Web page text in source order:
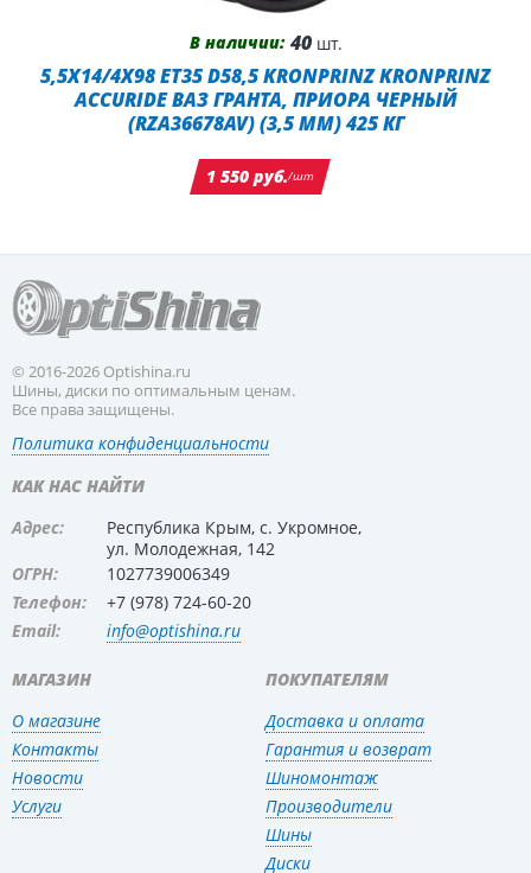
В наличии: 40шт.
5,5X14/4X98 ET35 D58,5 KRONPRINZ KRONPRINZ
ACCURIDE ВАЗ ГРАНТА, ПРИОРА ЧЕРНЫЙ
(RZA36678AV) (3,5 ММ) 425 КГ
1 550 руб./шт
МАГАЗИН
О магазине
Контакты
Новости
Услуги
ПОКУПАТЕЛЯМ
Доставка и оплата
Гарантия и возврат
Шиномонтаж
Производители
Шины
Диски
© 2016-2026 Optishina.ru
Шины, диски по оптимальным ценам.
Все права защищены.
Политика конфиденциальности
КАК НАС НАЙТИ
Адрес:
Республика Крым, с. Укромное,
ул. Молодежная, 142
ОГРН:
1027739006349
Телефон:
+7 (978) 724-60-20
Email:
info@optishina.ru